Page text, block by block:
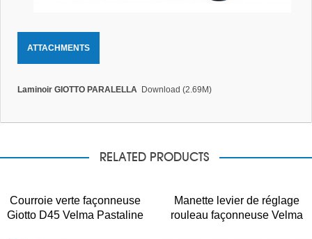
ATTACHMENTS
Laminoir GIOTTO PARALELLA Download (2.69M)
RELATED PRODUCTS
Courroie verte façonneuse
Giotto D45 Velma Pastaline
Manette levier de réglage
rouleau façonneuse Velma